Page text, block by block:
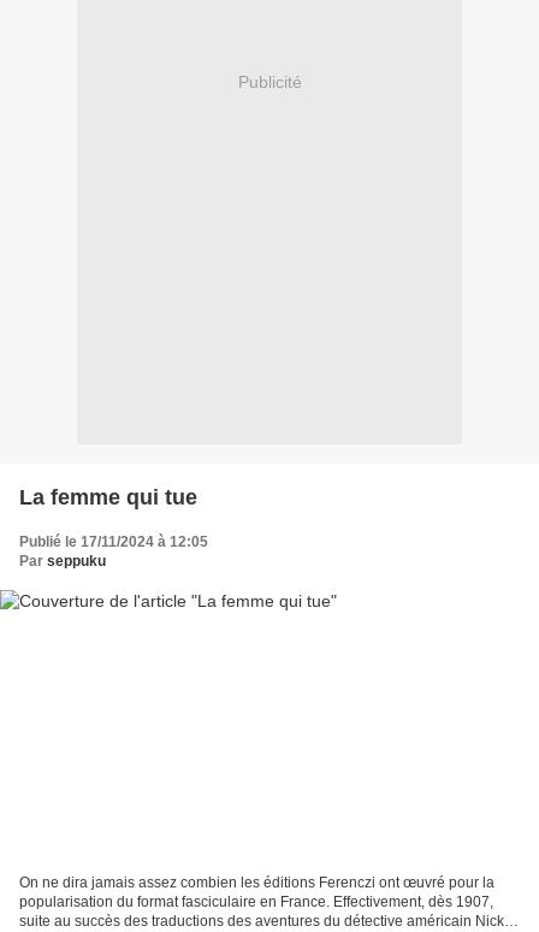
Publicité
La femme qui tue
Publié le 17/11/2024 à 12:05
Par seppuku
On ne dira jamais assez combien les éditions Ferenczi ont œuvré pour la
popularisation du format fasciculaire en France. Effectivement, dès 1907,
suite au succès des traductions des aventures du détective américain Nick